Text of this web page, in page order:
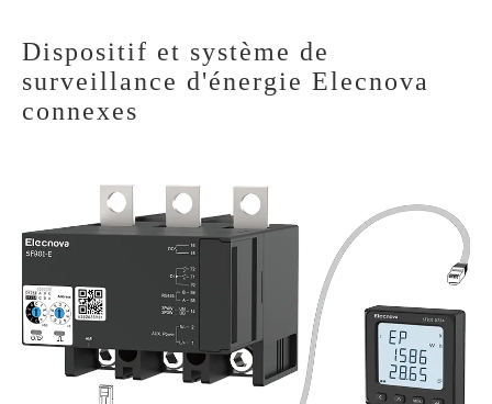
Dispositif et système de
surveillance d'énergie Elecnova
connexes